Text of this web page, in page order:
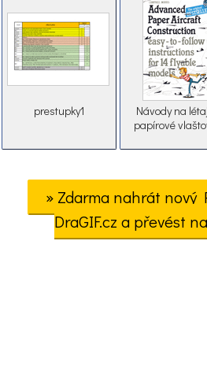
prestupky1
Návody na
papírové
» Zdarma nahrát nový
DraGIF.cz a převést